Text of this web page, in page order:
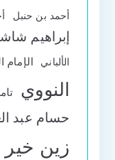
أحمد بن حنبل
إبراهيم
الألباني الإمام
النووي
حسام عبد
زين خير